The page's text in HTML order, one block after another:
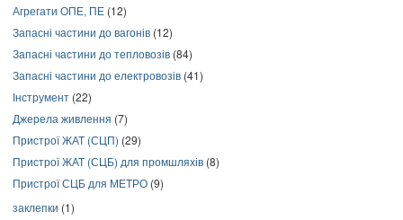
Агрегати ОПЕ, ПЕ (12)
Запасні частини до вагонів (12)
Запасні частини до тепловозів (84)
Запасні частини до електровозів (41)
Інструмент (22)
Джерела живлення (7)
Пристрої ЖАТ (СЦП) (29)
Пристрої ЖАТ (СЦБ) для промшляхів (8)
Пристрої СЦБ для МЕТРО (9)
заклепки (1)